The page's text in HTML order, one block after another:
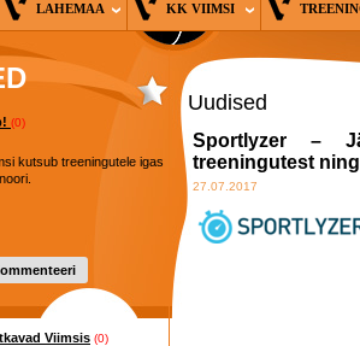
LAHEMAA KK VIIMSI
(0)
kutsub treeningutele igas
Viimsis (0)
Uudised
Sportlyzer –
treeningutest
27.07.2017